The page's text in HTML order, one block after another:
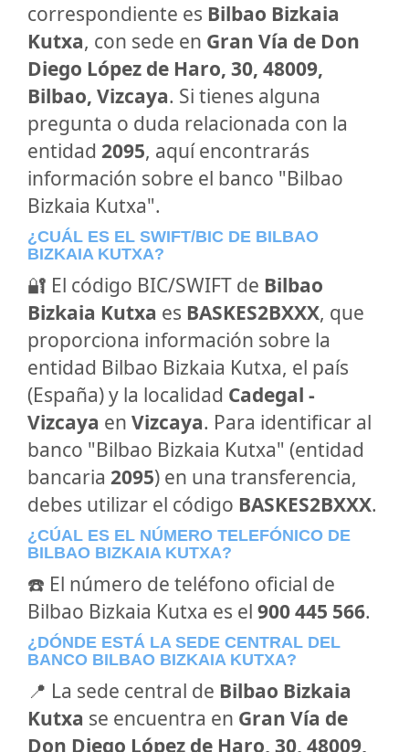
correspondiente es Bilbao Bizkaia
Kutxa, con sede en Gran Vía de Don
Diego López de Haro, 30, 48009,
Bilbao, Vizcaya. Si tienes alguna
pregunta o duda relacionada con la
entidad 2095, aquí encontrarás
información sobre el banco "Bilbao
Bizkaia Kutxa".
¿CUÁL ES EL SWIFT/BIC DE BILBAO
BIZKAIA KUTXA?
🔐 El código BIC/SWIFT de Bilbao
Bizkaia Kutxa es BASKES2BXXX, que
proporciona información sobre la
entidad Bilbao Bizkaia Kutxa, el país
(España) y la localidad Cadegal -
Vizcaya en Vizcaya. Para identificar al
banco "Bilbao Bizkaia Kutxa" (entidad
bancaria 2095) en una transferencia,
debes utilizar el código BASKES2BXXX.
¿CÚAL ES EL NÚMERO TELEFÓNICO DE
BILBAO BIZKAIA KUTXA?
☎️ El número de teléfono oficial de
Bilbao Bizkaia Kutxa es el 900 445 566.
¿DÓNDE ESTÁ LA SEDE CENTRAL DEL
BANCO BILBAO BIZKAIA KUTXA?
📍 La sede central de Bilbao Bizkaia
Kutxa se encuentra en Gran Vía de
Don Diego López de Haro, 30, 48009,